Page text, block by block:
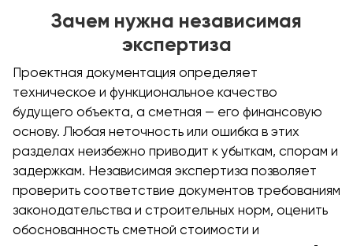
Зачем нужна независимая
экспертиза
Проектная документация определяет
техническое и функциональное качество
будущего объекта, а сметная — его финансовую
основу. Любая неточность или ошибка в этих
разделах неизбежно приводит к убыткам, спорам и
задержкам. Независимая экспертиза позволяет
проверить соответствие документов требованиям
законодательства и строительных норм, оценить
обоснованность сметной стоимости и